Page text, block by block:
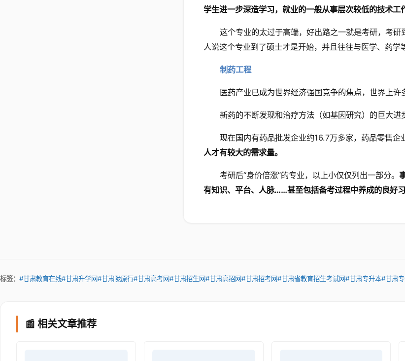
学生进一步深造学习，就业的一般从事层次较低的技术工
这个专业的太过于高端，好出路之一就是考研，考
人说这个专业到了硕士才是开始，并且往往与医学、药学
制药工程
医药产业已成为世界经济强国竞争的焦点，世界上
新药的不断发现和治疗方法（如基因研究）的巨大进
现在国内有药品批发企业约16.7万多家，药品零售企
人才有较大的需求量。
考研后“身价倍涨”的专业，以上小仅仅列出一部分。
有知识、平台、人脉……甚至包括备考过程中养成的良好习
标签： #甘肃教育在线#甘肃升学网#甘肃陇原行#甘肃高考网#甘肃招生网#甘肃高招网#甘肃招考网#甘肃省教育招生考试网#甘肃专升本#甘肃
📰 相关文章推荐